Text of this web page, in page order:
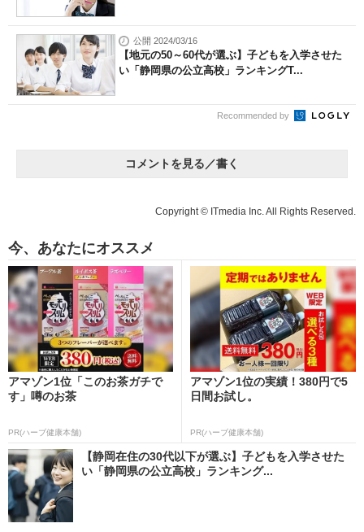
公開 2024/03/16
【地元の50～60代が選ぶ】子どもを入学させた
い「静岡県の公立高校」ランキングT...
Recommended by
コメントを見る／書く
Copyright © ITmedia Inc. All Rights Reserved.
今、あなたにオススメ
アマゾン1位「このお茶ガチで
す」噂のお茶
PR(ハーブ健康本舗)
アマゾン1位の実績！380円で5
日間お試し。
PR(ハーブ健康本舗)
【静岡在住の30代以下が選ぶ】子どもを入学させた
い「静岡県の公立高校」ランキング...